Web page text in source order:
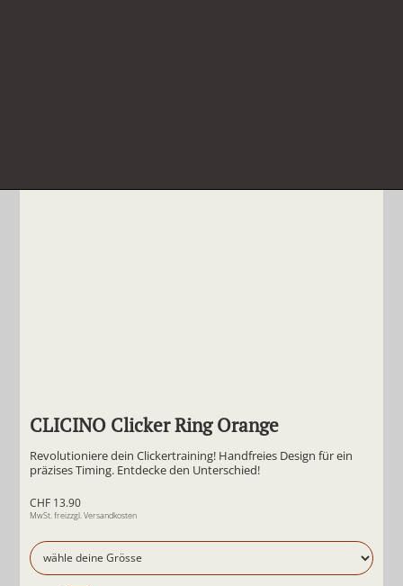
CLICINO Clicker Ring Orange
Revolutioniere dein Clickertraining! Handfreies Design für ein
präzises Timing. Entdecke den Unterschied!
CHF 13.90
MwSt. freizzgl. Versandkosten